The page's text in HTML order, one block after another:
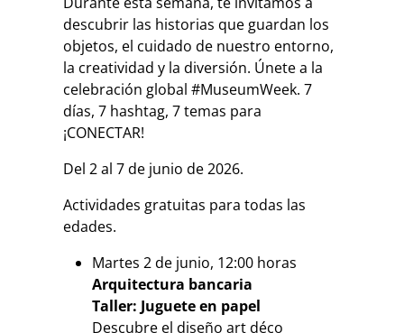
descubrir las historias que guardan los
objetos, el cuidado de nuestro entorno,
la creatividad y la diversión. Únete a la
celebración global #MuseumWeek. 7
días, 7 hashtag, 7 temas para
¡CONECTAR!
Del 2 al 7 de junio de 2026.
Actividades gratuitas para todas las
edades.
Martes 2 de junio, 12:00 horas
Arquitectura bancaria
Taller: Juguete en papel
Descubre el diseño art déco